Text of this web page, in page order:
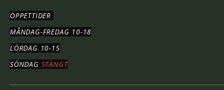
TILL
HUVUDNAVIGERINGHOPPA
TILL
HUVUDINNEHÅLLET
ÖPPETTIDER
MÅNDAG-FREDAG 10-18
LÖRDAG 10-15
SÖNDAG STÄNGT